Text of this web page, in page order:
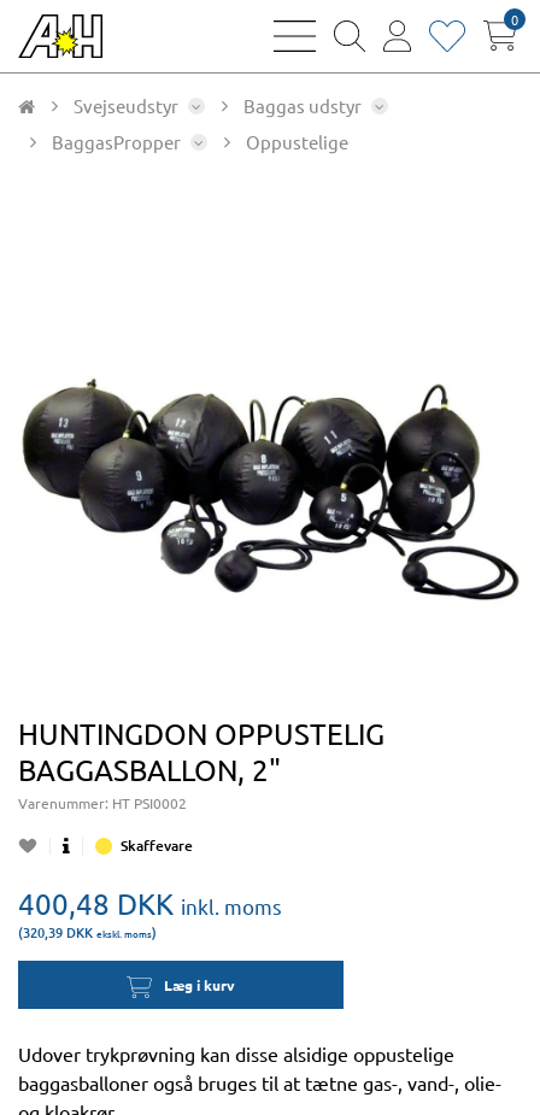
bars
magnifying
user
heart0
Svejseudstyr
Baggas udstyr
BaggasPropper
Oppustelige
HUNTINGDON OPPUSTELIG
BAGGASBALLON, 2"
Varenummer: HT PSI0002
Skaffevare
400,48 DKK inkl. moms
(320,39 DKK ekskl. moms)
Læg i kurv
Udover trykprøvning kan disse alsidige oppustelige
baggasballoner også bruges til at tætne gas-, vand-, olie-